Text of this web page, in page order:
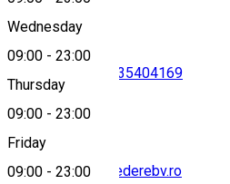
Wednesday
09:00 - 23:00
Thursday
09:00 - 23:00
Friday
09:00 - 23:00
0735404169
office@hotelbelvederebv.ro